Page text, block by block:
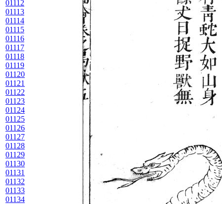
01112
01113
01114
01115
01116
01117
01118
01119
01120
01121
01122
01123
01124
01125
01126
01127
01128
01129
01130
01131
01132
01133
01134